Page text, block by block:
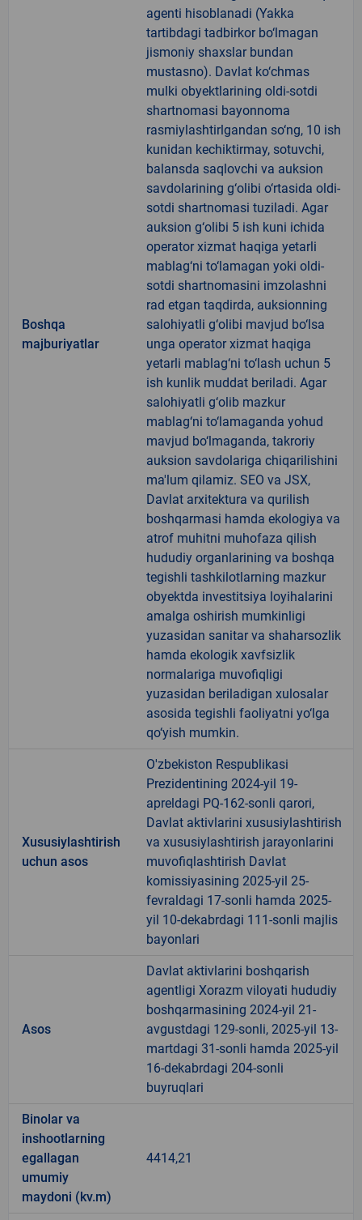
Boshqa
majburiyatlar
agenti hisoblanadi (Yakka
tartibdagi tadbirkor bo‘lmagan
jismoniy shaxslar bundan
mustasno). Davlat ko‘chmas
mulki obyektlarining oldi-sotdi
shartnomasi bayonnoma
rasmiylashtirlgandan so‘ng, 10 ish
kunidan kechiktirmay, sotuvchi,
balansda saqlovchi va auksion
savdolarining g‘olibi o‘rtasida oldi-
sotdi shartnomasi tuziladi. Agar
auksion g‘olibi 5 ish kuni ichida
operator xizmat haqiga yetarli
mablag‘ni to‘lamagan yoki oldi-
sotdi shartnomasini imzolashni
rad etgan taqdirda, auksionning
salohiyatli g‘olibi mavjud bo‘lsa
unga operator xizmat haqiga
yetarli mablag‘ni to‘lash uchun 5
ish kunlik muddat beriladi. Agar
salohiyatli g‘olib mazkur
mablag‘ni to‘lamaganda yohud
mavjud bo‘lmaganda, takroriy
auksion savdolariga chiqarilishini
ma'lum qilamiz. SEO va JSX,
Davlat arxitektura va qurilish
boshqarmasi hamda ekologiya va
atrof muhitni muhofaza qilish
hududiy organlarining va boshqa
tegishli tashkilotlarning mazkur
obyektda investitsiya loyihalarini
amalga oshirish mumkinligi
yuzasidan sanitar va shaharsozlik
hamda ekologik xavfsizlik
normalariga muvofiqligi
yuzasidan beriladigan xulosalar
asosida tegishli faoliyatni yo‘lga
qo‘yish mumkin.
Xususiylashtirish
uchun asos
O'zbekiston Respublikasi
Prezidentining 2024-yil 19-
apreldagi PQ-162-sonli qarori,
Davlat aktivlarini xususiylashtirish
va xususiylashtirish jarayonlarini
muvofiqlashtirish Davlat
komissiyasining 2025-yil 25-
fevraldagi 17-sonli hamda 2025-
yil 10-dekabrdagi 111-sonli majlis
bayonlari
Asos
Davlat aktivlarini boshqarish
agentligi Xorazm viloyati hududiy
boshqarmasining 2024-yil 21-
avgustdagi 129-sonli, 2025-yil 13-
martdagi 31-sonli hamda 2025-yil
16-dekabrdagi 204-sonli
buyruqlari
Binolar va
inshootlarning
egallagan
umumiy
maydoni (kv.m)
4414,21